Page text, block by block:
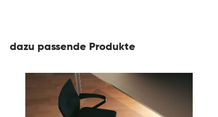
dazu passende Produkte